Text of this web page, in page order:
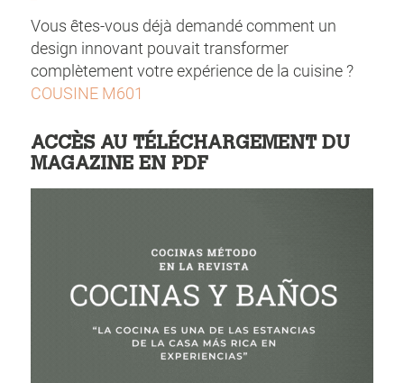
Vous êtes-vous déjà demandé comment un
design innovant pouvait transformer
complètement votre expérience de la cuisine ?
COUSINE M601
ACCÈS AU TÉLÉCHARGEMENT DU
MAGAZINE EN PDF